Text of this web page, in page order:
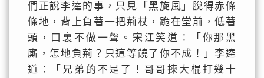
們正說李逵的事，只見「黑旋風」脫得赤條
條地，背上負著一把荊杖，跪在堂前，低著
頭，口裏不做一聲。宋江笑道：「你那黑
廝，怎地負荊？只這等饒了你不成！」李逵
道：「兄弟的不是了！哥哥揀大棍打幾十